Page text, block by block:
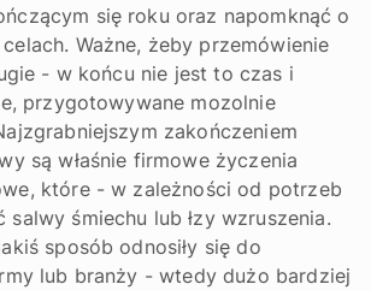
się roku oraz napomknąć o
Ważne, żeby przemówienie
- w końcu nie jest to czas i
przygotowywane mozolnie
zakończeniem
są właśnie firmowe życzenia
które - w zależności od potrzeb
salwy śmiechu lub łzy wzruszenia.
sposób odnosiły się do
lub branży - wtedy dużo bardziej